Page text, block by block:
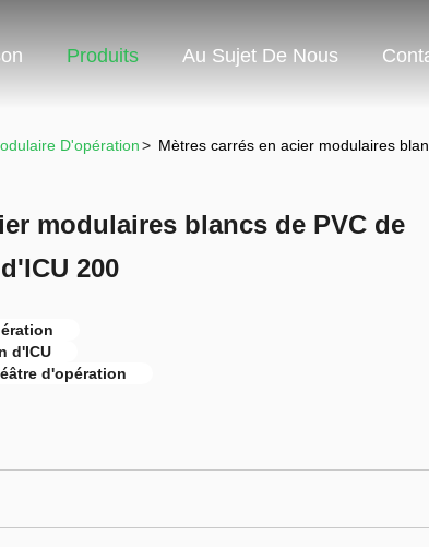
Produits Au Sujet De Nous
D'opération> Mètres carrés en acier modulaires
modulaires blancs de PVC de
200
d'ICU
d'opération